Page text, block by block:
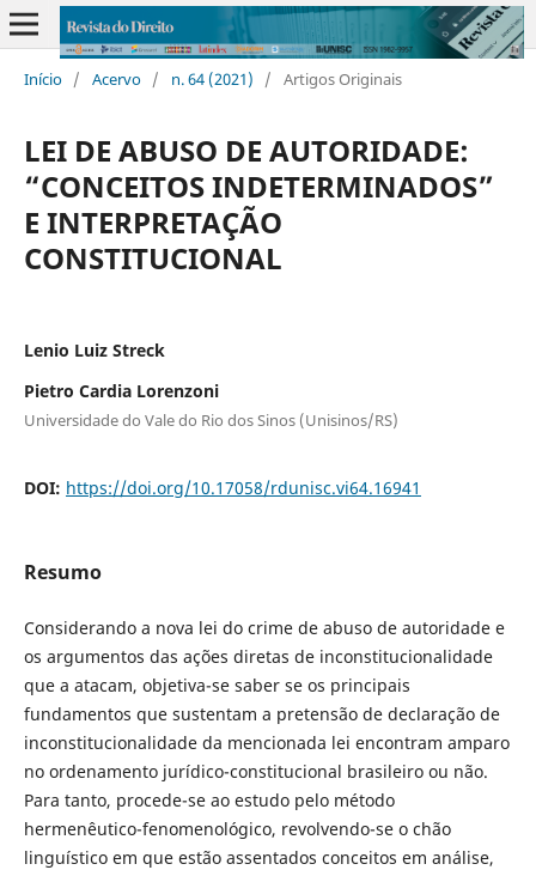
Início / Acervo / n. 64 (2021) / Artigos Originais
LEI DE ABUSO DE AUTORIDADE:
“CONCEITOS INDETERMINADOS”
E INTERPRETAÇÃO
CONSTITUCIONAL
Lenio Luiz Streck
Pietro Cardia Lorenzoni
Universidade do Vale do Rio dos Sinos (Unisinos/RS)
DOI: https://doi.org/10.17058/rdunisc.vi64.16941
Resumo
Considerando a nova lei do crime de abuso de autoridade e
os argumentos das ações diretas de inconstitucionalidade
que a atacam, objetiva-se saber se os principais
fundamentos que sustentam a pretensão de declaração de
inconstitucionalidade da mencionada lei encontram amparo
no ordenamento jurídico-constitucional brasileiro ou não.
Para tanto, procede-se ao estudo pelo método
hermenêutico-fenomenológico, revolvendo-se o chão
linguístico em que estão assentados conceitos em análise,